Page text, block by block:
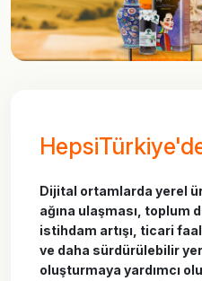
Dijital ortamlarda yerel
ağına ulaşması, toplum
istihdam artışı, ticari
ve daha sürdürülebilir
oluşturmaya yardımcı